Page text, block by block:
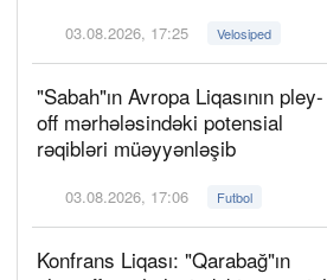
03.08.2026, 17:25 Velosiped
"Sabah"ın Avropa Liqasının pley-
off mərhələsindəki potensial
rəqibləri müəyyənləşib
03.08.2026, 17:06 Futbol
Konfrans Liqası: "Qarabağ"ın